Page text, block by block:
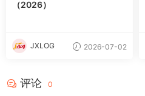
（2026）
JXLOG 2026-07-02
评论 0